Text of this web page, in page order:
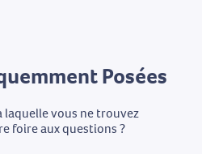
Posées
laquelle vous ne trouvez
foire aux questions ?